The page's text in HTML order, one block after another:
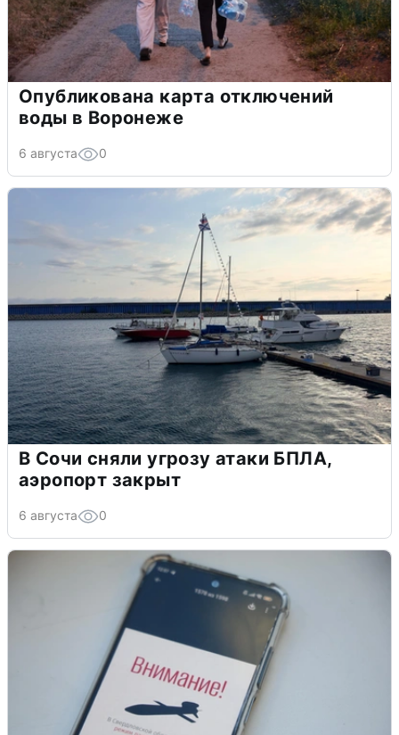
Опубликована карта отключений
воды в Воронеже
6 августа 0
В Сочи сняли угрозу атаки БПЛА,
аэропорт закрыт
6 августа 0